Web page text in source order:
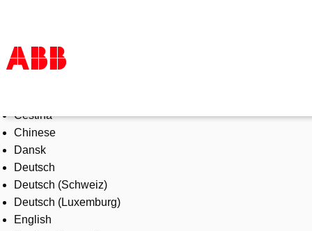
Products & Solutions
Industries
Services
About us
Where to buy
Contact us
Careers
Čeština
Chinese
Dansk
Deutsch
Deutsch (Schweiz)
Deutsch (Luxemburg)
English